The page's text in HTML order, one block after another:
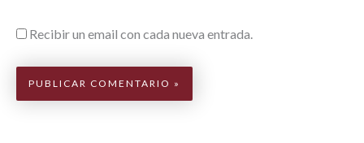
Recibir un email con cada nueva entrada.